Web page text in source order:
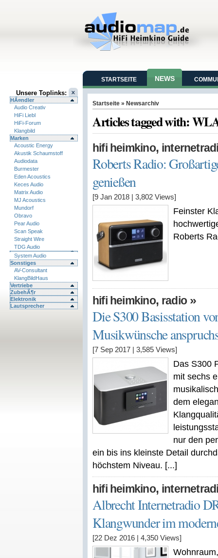
Unsere Toplinks:
HÃ¤ndler
Audio Creativ
HiFi Liebl
HiFi-Forum
Klangbild
Marken
Acoustic Energy
Akustik Schaumstoff
Audiodata
Burmester
Eden Acoustics
Keces Audio
Matrix Audio
MJ Acoustics
Mundorf
Obravo
Pear Audio
Scan Speak
Straight Wire
TDG Audio
System Audio
Sonstiges
AV-Consultant
KlangBildHaus
Vertriebe
ZubehÃ¶r
Elektronik
Lautsprecher
STARTSEITE NEWS
Startseite » Newsarchiv
Articles tagged with:
hifi heimkino,
Roberts Radio:
genießen
[9 Jan 2018 3,802 Views]
Feinster
Roberts
hifi heimkino, radio»
Die S300 Basisstation
Musikwünsche
[7 Sep 2017 3,585 Views]
Das S300
mit sechs
dem
nur den
ein bis ins kleinste Detail
höchstem Niveau. [...]
hifi heimkino,
Albrecht Internetradio
Klangwunder im
[22 Dez 2016 4,350 Views]